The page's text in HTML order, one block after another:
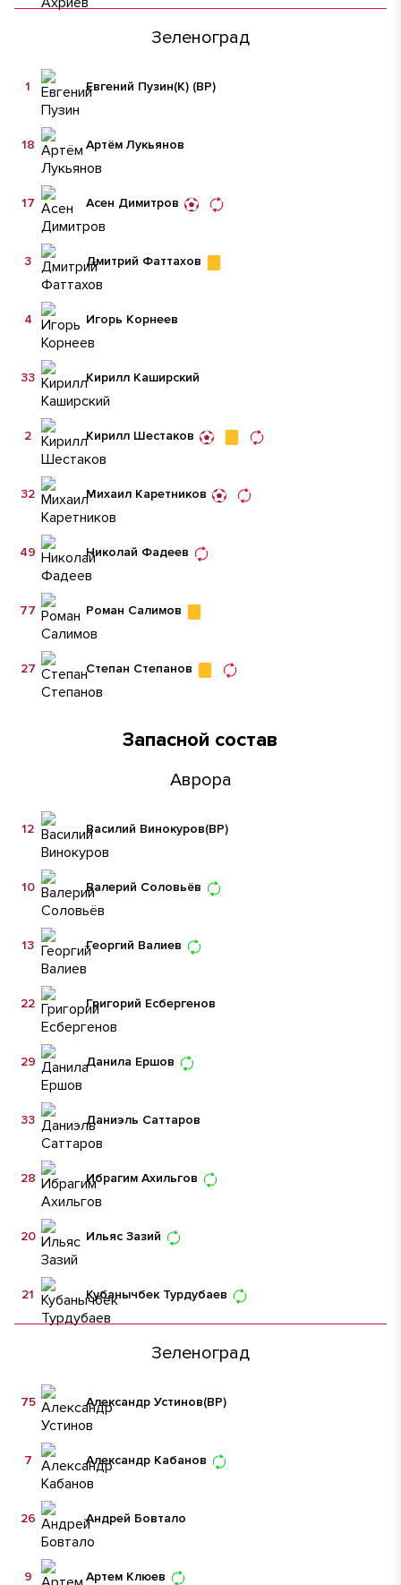
Зеленоград
Евгений Пузин(К) (ВР)
1
Артём Лукьянов
18
Асен Димитров
17
Дмитрий Фаттахов
3
Игорь Корнеев
4
Кирилл Каширский
33
Кирилл Шестаков
2
Михаил Каретников
32
Николай Фадеев
49
Роман Салимов
77
Степан Степанов
27
Запасной состав
Аврора
Василий Винокуров(ВР)
12
Валерий Соловьёв
10
Георгий Валиев
13
Григорий Есбергенов
22
Данила Ершов
29
Даниэль Саттаров
33
Ибрагим Ахильгов
28
Ильяс Зазий
20
Кубанычбек Турдубаев
21
Зеленоград
Александр Устинов(ВР)
75
Александр Кабанов
7
Андрей Бовтало
26
Артем Клюев
9